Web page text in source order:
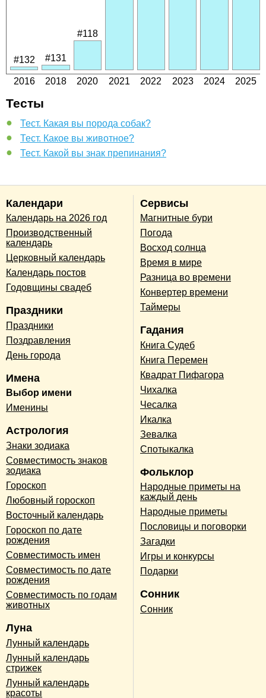
#132
2016
#131
2018
#118
2020 2021 2022 2023 2024 2025
Тесты
Тест. Какая вы порода собак?
Тест. Какое вы животное?
Тест. Какой вы знак препинания?
Календари
Календарь на 2026 год
Производственный
календарь
Церковный календарь
Календарь постов
Годовщины свадеб
Праздники
Праздники
Поздравления
День города
Имена
Выбор имени
Именины
Астрология
Знаки зодиака
Совместимость знаков
зодиака
Гороскоп
Любовный гороскоп
Восточный календарь
Гороскоп по дате
рождения
Совместимость имен
Совместимость по дате
рождения
Совместимость по годам
животных
Луна
Лунный календарь
Лунный календарь
стрижек
Лунный календарь
красоты
Сервисы
Магнитные бури
Погода
Восход солнца
Время в мире
Разница во времени
Конвертер времени
Таймеры
Гадания
Книга Судеб
Книга Перемен
Квадрат Пифагора
Чихалка
Чесалка
Икалка
Зевалка
Спотыкалка
Фольклор
Народные приметы на
каждый день
Народные приметы
Пословицы и поговорки
Загадки
Игры и конкурсы
Подарки
Сонник
Сонник